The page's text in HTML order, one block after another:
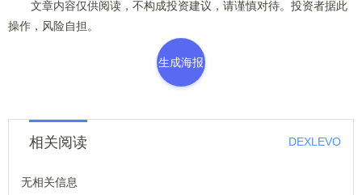
文章内容仅供阅读，不构成投资建议，请谨慎对待。投资者据此
操作，风险自担。
生成海报
相关阅读 DEXLEVO
无相关信息